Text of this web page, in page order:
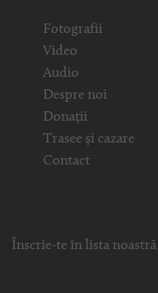
Fotografii
Video
Audio
Despre noi
Donații
Trasee și cazare
Contact
Înscrie-te în lista